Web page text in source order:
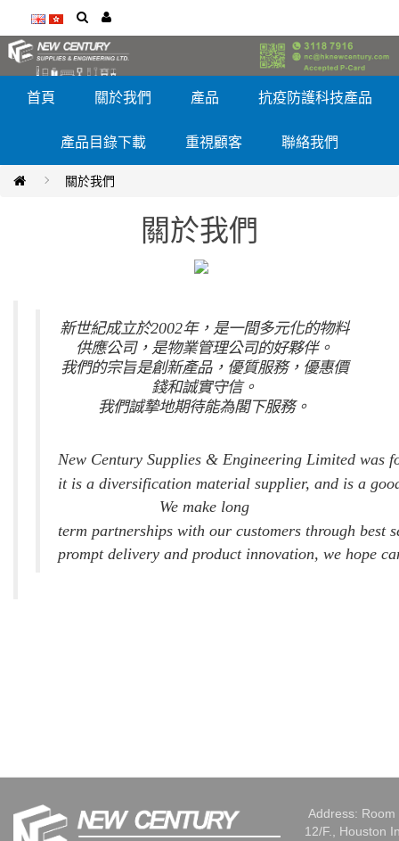
首頁 關於我們 產品 抗疫防護科技產品
產品目錄下載 重視顧客 聯絡我們
關於我們
關於我們
新世紀成立於2002年，是一間多元化的物料
供應公司，是物業管理公司的好夥伴。
我們的宗旨是創新產品，優質服務，優惠價
錢和誠實守信。
我們誠摯地期待能為閣下服務。
New Century Supplies & Engineering Limited was
it is a diversification material supplier, and is a
We make long
term partnerships with our customers through best
prompt delivery and product innovation, we hope
Address: Room
12/F., Houston